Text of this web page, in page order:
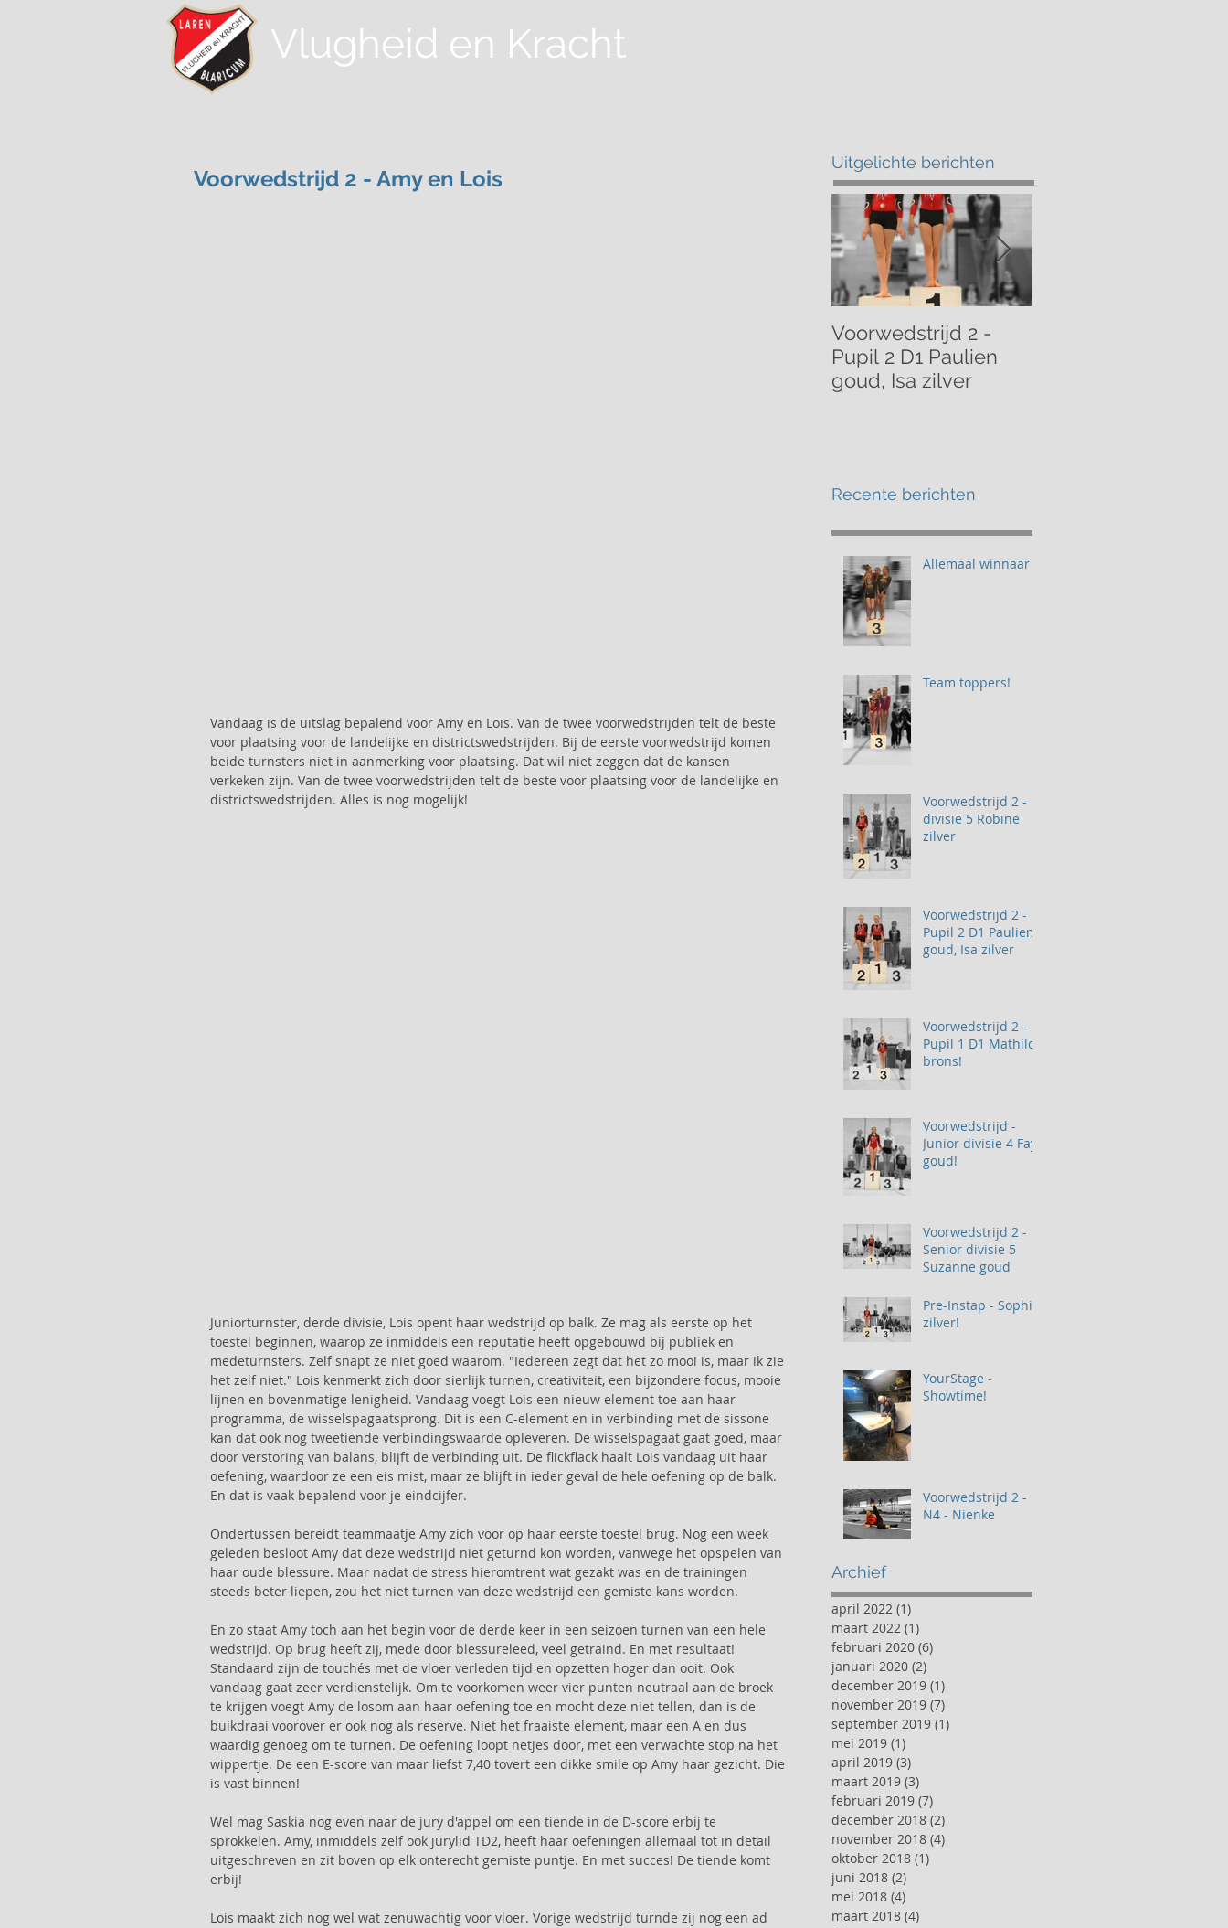
Vlugheid en Kracht
Voorwedstrijd 2 - Amy en Lois
Vandaag is de uitslag bepalend voor Amy en Lois. Van de twee voorwedstrijden telt de beste
voor plaatsing voor de landelijke en districtswedstrijden. Bij de eerste voorwedstrijd komen
beide turnsters niet in aanmerking voor plaatsing. Dat wil niet zeggen dat de kansen
verkeken zijn. Van de twee voorwedstrijden telt de beste voor plaatsing voor de landelijke en
districtswedstrijden. Alles is nog mogelijk!
Juniorturnster, derde divisie, Lois opent haar wedstrijd op balk. Ze mag als eerste op het
toestel beginnen, waarop ze inmiddels een reputatie heeft opgebouwd bij publiek en
medeturnsters. Zelf snapt ze niet goed waarom. "Iedereen zegt dat het zo mooi is, maar ik zie
het zelf niet." Lois kenmerkt zich door sierlijk turnen, creativiteit, een bijzondere focus, mooie
lijnen en bovenmatige lenigheid. Vandaag voegt Lois een nieuw element toe aan haar
programma, de wisselspagaatsprong. Dit is een C-element en in verbinding met de sissone
kan dat ook nog tweetiende verbindingswaarde opleveren. De wisselspagaat gaat goed, maar
door verstoring van balans, blijft de verbinding uit. De flickflack haalt Lois vandaag uit haar
oefening, waardoor ze een eis mist, maar ze blijft in ieder geval de hele oefening op de balk.
En dat is vaak bepalend voor je eindcijfer.
Ondertussen bereidt teammaatje Amy zich voor op haar eerste toestel brug. Nog een week
geleden besloot Amy dat deze wedstrijd niet geturnd kon worden, vanwege het opspelen van
haar oude blessure. Maar nadat de stress hieromtrent wat gezakt was en de trainingen
steeds beter liepen, zou het niet turnen van deze wedstrijd een gemiste kans worden.
En zo staat Amy toch aan het begin voor de derde keer in een seizoen turnen van een hele
wedstrijd. Op brug heeft zij, mede door blessureleed, veel getraind. En met resultaat!
Standaard zijn de touchés met de vloer verleden tijd en opzetten hoger dan ooit. Ook
vandaag gaat zeer verdienstelijk. Om te voorkomen weer vier punten neutraal aan de broek
te krijgen voegt Amy de losom aan haar oefening toe en mocht deze niet tellen, dan is de
buikdraai voorover er ook nog als reserve. Niet het fraaiste element, maar een A en dus
waardig genoeg om te turnen. De oefening loopt netjes door, met een verwachte stop na het
wippertje. De een E-score van maar liefst 7,40 tovert een dikke smile op Amy haar gezicht. Die
is vast binnen!
Wel mag Saskia nog even naar de jury d'appel om een tiende in de D-score erbij te
sprokkelen. Amy, inmiddels zelf ook jurylid TD2, heeft haar oefeningen allemaal tot in detail
uitgeschreven en zit boven op elk onterecht gemiste puntje. En met succes! De tiende komt
erbij!
Lois maakt zich nog wel wat zenuwachtig voor vloer. Vorige wedstrijd turnde zij nog een ad
Uitgelichte berichten
Voorwedstrijd 2 -
Pupil 2 D1 Paulien
goud, Isa zilver
Recente berichten
Allemaal winnaar
Team toppers!
Voorwedstrijd 2 -
divisie 5 Robine
zilver
Voorwedstrijd 2 -
Pupil 2 D1 Paulien
goud, Isa zilver
Voorwedstrijd 2 -
Pupil 1 D1 Mathilde
brons!
Voorwedstrijd -
Junior divisie 4 Fay
goud!
Voorwedstrijd 2 -
Senior divisie 5
Suzanne goud
Pre-Instap - Sophia
zilver!
YourStage -
Showtime!
Voorwedstrijd 2 -
N4 - Nienke
Archief
april 2022 (1)
maart 2022 (1)
februari 2020 (6)
januari 2020 (2)
december 2019 (1)
november 2019 (7)
september 2019 (1)
mei 2019 (1)
april 2019 (3)
maart 2019 (3)
februari 2019 (7)
december 2018 (2)
november 2018 (4)
oktober 2018 (1)
juni 2018 (2)
mei 2018 (4)
maart 2018 (4)